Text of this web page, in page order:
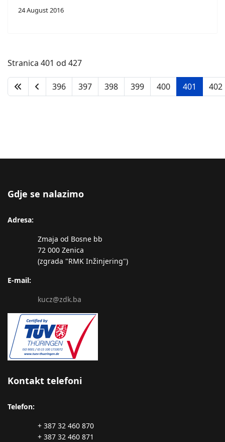
24 August 2016
Stranica 401 od 427
396 397 398 399 400 401 402
Gdje se nalazimo
Adresa:
Zmaja od Bosne bb
72 000 Zenica
(zgrada "RMK Inžinjering")
E-mail:
kucz@zdk.ba
Kontakt telefoni
Telefon:
+ 387 32 460 870
+ 387 32 460 871